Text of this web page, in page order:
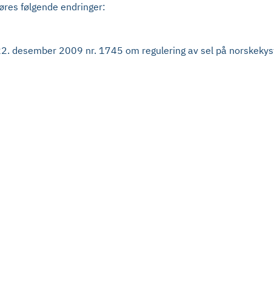
følgende endringer:
2009 nr. 1745 om regulering av sel på